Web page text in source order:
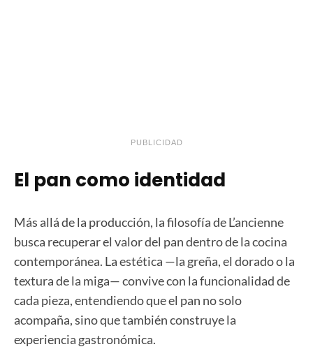
PUBLICIDAD
El pan como identidad
Más allá de la producción, la filosofía de L’ancienne
busca recuperar el valor del pan dentro de la cocina
contemporánea. La estética —la greña, el dorado o la
textura de la miga— convive con la funcionalidad de
cada pieza, entendiendo que el pan no solo
acompaña, sino que también construye la
experiencia gastronómica.